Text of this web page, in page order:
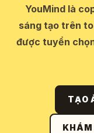
YouMind là
sáng tạo trên
được tuyển
TẠO
KHÁM